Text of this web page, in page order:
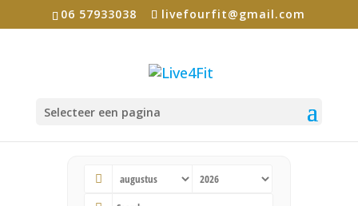
06 57933038 livefourfit@gmail.com
Selecteer een pagina
Events